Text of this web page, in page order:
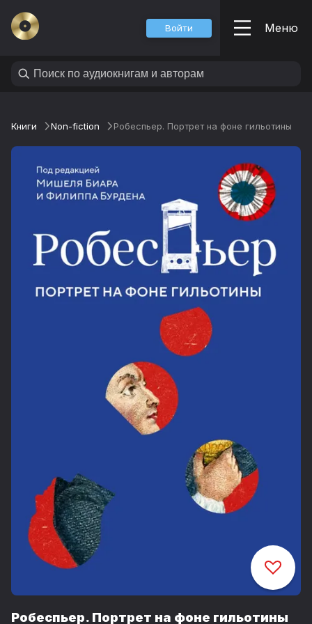
Войти Меню
Книги Non-fiction Робеспьер. Портрет на фоне гильотины
Робеспьер. Портрет на фоне гильотины